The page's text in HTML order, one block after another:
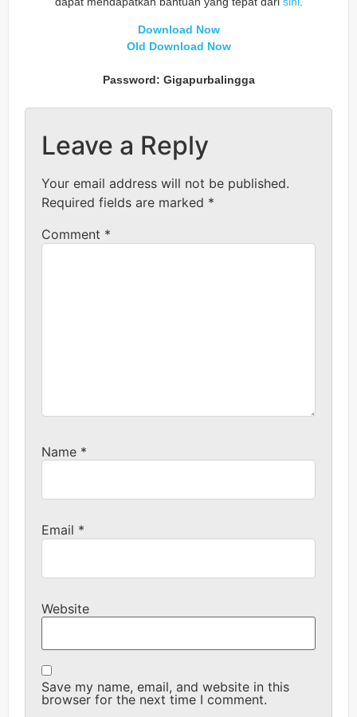
Download Now
Old Download Now
Password: Gigapurbalingga
Leave a Reply
Your email address will not be published.
Required fields are marked *
Comment *
Name *
Email *
Website
Save my name, email, and website in this
browser for the next time I comment.